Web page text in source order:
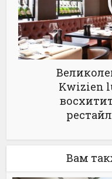
Kwizien
Вам